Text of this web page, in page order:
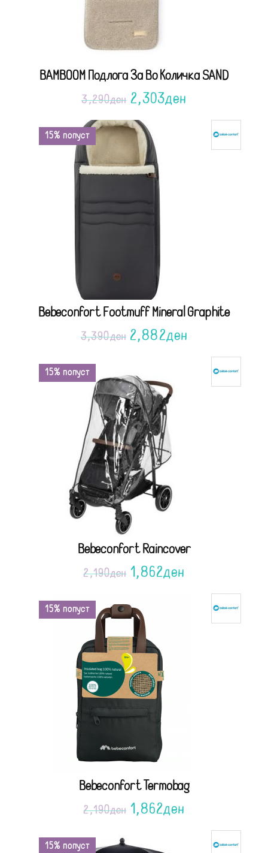
BAMBOOM Подлога За Во Количка SAND
3,290ден 2,303ден
15% попуст
Bebeconfort Footmuff Mineral Graphite
3,390ден 2,882ден
15% попуст
Bebeconfort Raincover
2,190ден 1,862ден
15% попуст
Bebeconfort Termobag
2,190ден 1,862ден
15% попуст